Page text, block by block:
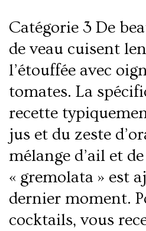
Catégorie 3 De
de veau cuisent
l’étouffée avec
tomates. La
recette
jus et du zeste
mélange d’ail et
« gremolata » est
dernier moment.
cocktails, vous